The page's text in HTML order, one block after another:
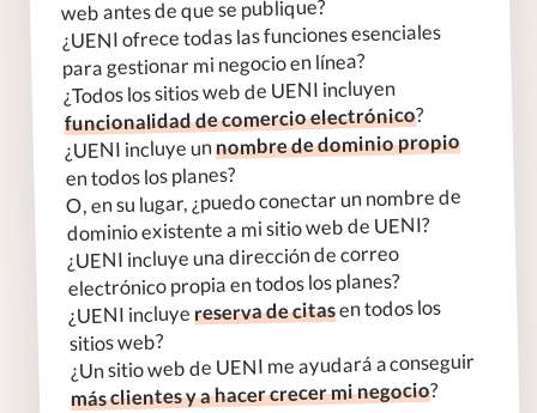
web antes de que se publique?
¿UENI ofrece todas las funciones esenciales
para gestionar mi negocio en línea?
¿Todos los sitios web de UENI incluyen
funcionalidad de comercio electrónico?
¿UENI incluye unnombre de dominio propio
en todos los planes?
O, en su lugar, ¿puedo conectar un nombre de
dominio existente a mi sitio web de UENI?
¿UENI incluye una dirección de correo
electrónico propia en todos los planes?
¿UENI incluyereserva de citasen todos los
sitios web?
¿Un sitio web de UENI me ayudará a conseguir
más clientes y a hacer crecer mi negocio?